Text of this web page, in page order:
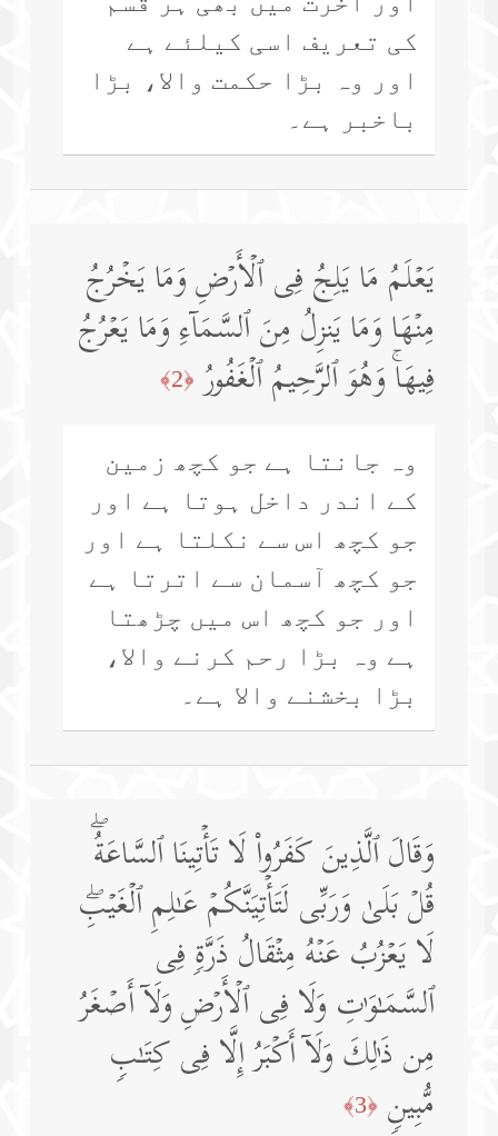
کی تعریف اسی کیلئے ہے
اور وہ بڑا حکمت والا، بڑا
باخبر ہے۔
یَعۡلَمُ مَا یَلِجُ فِی ٱلۡأَرۡضِ وَمَا یَخۡرُجُ
مِنۡهَا وَمَا یَنزِلُ مِنَ ٱلسَّمَاۤءِ وَمَا یَعۡرُجُ
فِیهَاۚ وَهُوَ ٱلرَّحِیمُ ٱلۡغَفُورُ ﴿2﴾
وہ جانتا ہے جو کچھ زمین
کے اندر داخل ہوتا ہے اور
جو کچھ اس سے نکلتا ہے اور
جو کچھ آسمان سے اترتا ہے
اور جو کچھ اس میں چڑھتا
ہے وہ بڑا رحم کرنے والا،
بڑا بخشنے والا ہے۔
وَقَالَ ٱلَّذِینَ كَفَرُوا۟ لَا تَأۡتِینَا ٱلسَّاعَةُۖ
قُلۡ بَلَىٰ وَرَبِّی لَتَأۡتِیَنَّكُمۡ عَـٰلِمِ ٱلۡغَیۡبِۖ
لَا یَعۡزُبُ عَنۡهُ مِثۡقَالُ ذَرَّةࣲ فِی
ٱلسَّمَـٰوَ ٰ⁠تِ وَلَا فِی ٱلۡأَرۡضِ وَلَاۤ أَصۡغَرُ
مِن ذَ ٰ⁠لِكَ وَلَاۤ أَكۡبَرُ إِلَّا فِی كِتَـٰبࣲ
مُّبِینࣲ ﴿3﴾